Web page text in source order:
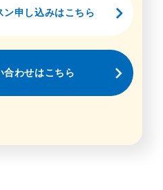
ン申し込みはこちら
合わせはこちら